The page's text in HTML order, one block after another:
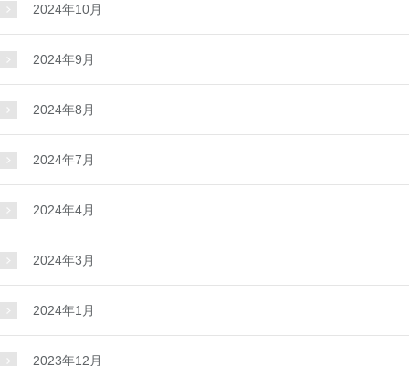
2024年10月
2024年9月
2024年8月
2024年7月
2024年4月
2024年3月
2024年1月
2023年12月